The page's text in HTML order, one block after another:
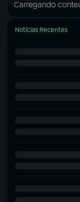
Carregando
Notícias Recentes